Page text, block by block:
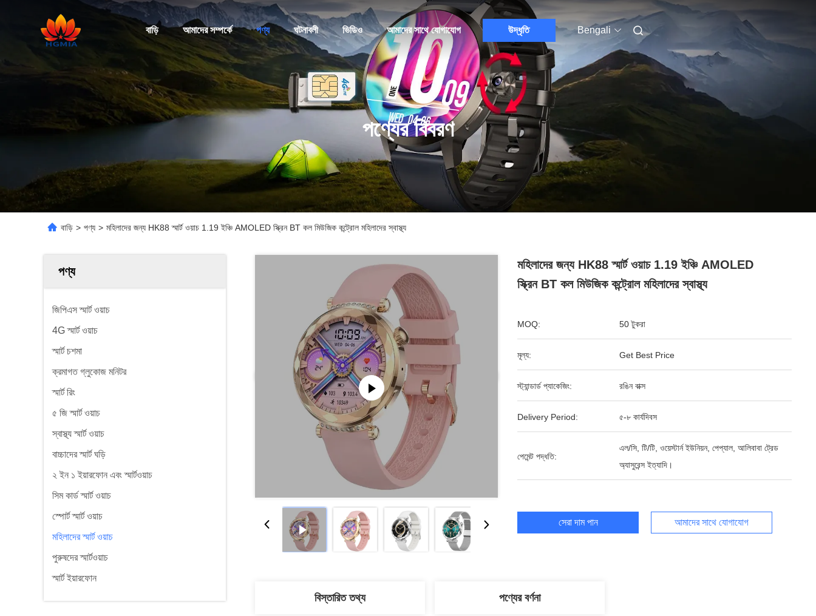
বাড়ি আমাদের সম্পর্কে পণ্য ঘটনাবলী ভিডিও আমাদের সাথে যোগাযোগ উদ্ধৃতি Bengali
পণ্যের বিবরণ
বাড়ি > পণ্য > মহিলাদের জন্য HK88 স্মার্ট ওয়াচ 1.19 ইঞ্চি AMOLED স্ক্রিন BT কল মিউজিক কন্ট্রোল মহিলাদের স্বাস্থ্য
পণ্য
জিপিএস স্মার্ট ওয়াচ
4G স্মার্ট ওয়াচ
স্মার্ট চশমা
ক্রমাগত গ্লুকোজ মনিটর
স্মার্ট রিং
৫ জি স্মার্ট ওয়াচ
স্বাস্থ্য স্মার্ট ওয়াচ
বাচ্চাদের স্মার্ট ঘড়ি
২ ইন ১ ইয়ারফোন এবং স্মার্টওয়াচ
সিম কার্ড স্মার্ট ওয়াচ
স্পোর্ট স্মার্ট ওয়াচ
মহিলাদের স্মার্ট ওয়াচ
পুরুষদের স্মার্টওয়াচ
স্মার্ট ইয়ারফোন
মহিলাদের জন্য HK88 স্মার্ট ওয়াচ 1.19 ইঞ্চি AMOLED
স্ক্রিন BT কল মিউজিক কন্ট্রোল মহিলাদের স্বাস্থ্য
MOQ: 50 টুকরা
মূল্য: Get Best Price
স্ট্যান্ডার্ড প্যাকেজিং: রঙিন বাক্স
Delivery Period: ৫-৮ কার্যদিবস
পেমেন্ট পদ্ধতি:
এল/সি, টি/টি, ওয়েস্টার্ন ইউনিয়ন, পেপ্যাল, আলিবাবা ট্রেড
অ্যাসুরেন্স ইত্যাদি।
সেরা দাম পান আমাদের সাথে যোগাযোগ
বিস্তারিত তথ্য পণ্যের বর্ণনা